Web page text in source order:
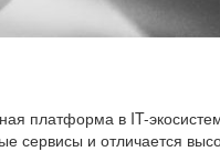
платформа в IT-
и отличается